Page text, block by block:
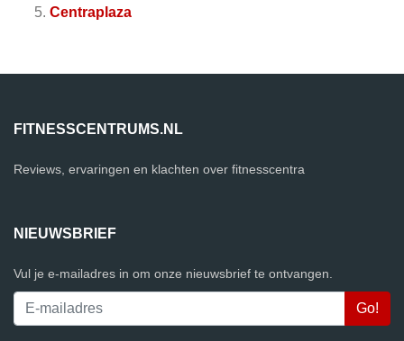
Centraplaza
FITNESSCENTRUMS.NL
Reviews, ervaringen en klachten over fitnesscentra
NIEUWSBRIEF
Vul je e-mailadres in om onze nieuwsbrief te ontvangen.